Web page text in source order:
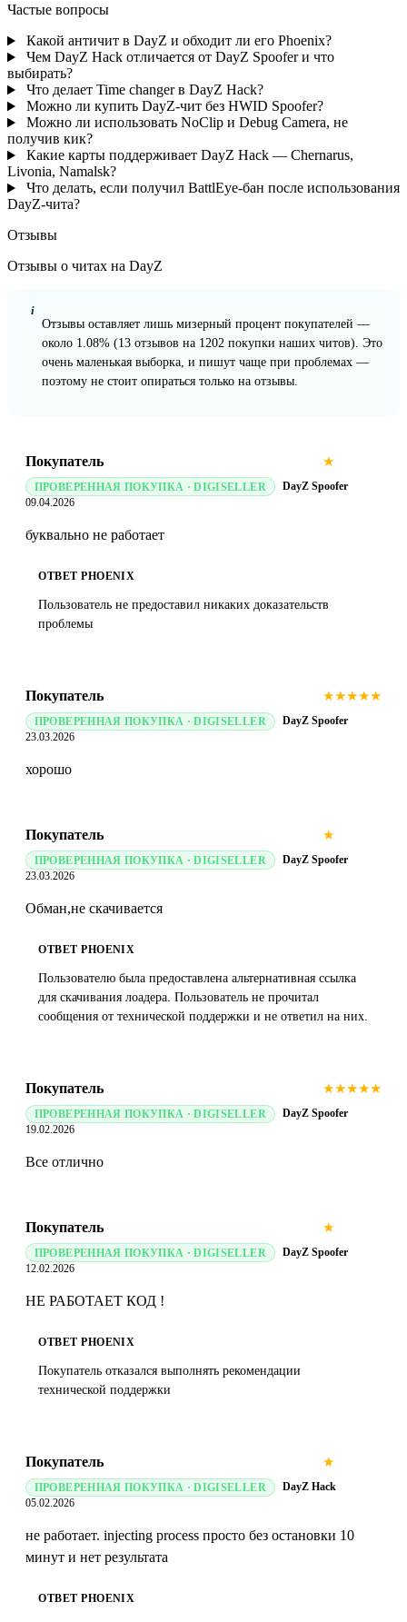
Частые вопросы
Какой античит в DayZ и обходит ли его Phoenix?
Чем DayZ Hack отличается от DayZ Spoofer и что
выбирать?
Что делает Time changer в DayZ Hack?
Можно ли купить DayZ-чит без HWID Spoofer?
Можно ли использовать NoClip и Debug Camera, не
получив кик?
Какие карты поддерживает DayZ Hack — Chernarus,
Livonia, Namalsk?
Что делать, если получил BattlEye-бан после использования
DayZ-чита?
Отзывы
Отзывы о читах на DayZ
i
Отзывы оставляет лишь мизерный процент покупателей —
около 1.08% (13 отзывов на 1202 покупки наших читов). Это
очень маленькая выборка, и пишут чаще при проблемах —
поэтому не стоит опираться только на отзывы.
Покупатель ★
ПРОВЕРЕННАЯ ПОКУПКА · DIGISELLER
DayZ Spoofer
09.04.2026
буквально не работает
ОТВЕТ PHOENIX
Пользователь не предоставил никаких доказательств
проблемы
Покупатель ★★★★★
ПРОВЕРЕННАЯ ПОКУПКА · DIGISELLER
DayZ Spoofer
23.03.2026
хорошо
Покупатель ★
ПРОВЕРЕННАЯ ПОКУПКА · DIGISELLER
DayZ Spoofer
23.03.2026
Обман,не скачивается
ОТВЕТ PHOENIX
Пользователю была предоставлена альтернативная ссылка
для скачивания лоадера. Пользователь не прочитал
сообщения от технической поддержки и не ответил на них.
Покупатель ★★★★★
ПРОВЕРЕННАЯ ПОКУПКА · DIGISELLER
DayZ Spoofer
19.02.2026
Все отлично
Покупатель ★
ПРОВЕРЕННАЯ ПОКУПКА · DIGISELLER
DayZ Spoofer
12.02.2026
НЕ РАБОТАЕТ КОД !
ОТВЕТ PHOENIX
Покупатель отказался выполнять рекомендации
технической поддержки
Покупатель ★
ПРОВЕРЕННАЯ ПОКУПКА · DIGISELLER
DayZ Hack
05.02.2026
не работает. injecting process просто без остановки 10
минут и нет результата
ОТВЕТ PHOENIX